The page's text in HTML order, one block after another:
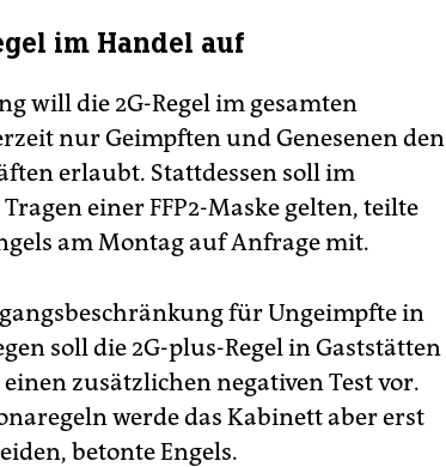
im Handel auf
will die 2G-Regel im gesamten
nur Geimpften und Genesenen den
erlaubt. Stattdessen soll im
einer FFP2-Maske gelten, teilte
am Montag auf Anfrage mit.
für Ungeimpfte in
soll die 2G-plus-Regel in Gaststätten
zusätzlichen negativen Test vor.
werde das Kabinett aber erst
betonte Engels.